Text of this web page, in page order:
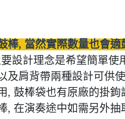
棒, 當然實際數量也會適
設計理念是希望簡單使
及肩背帶兩種設計可供
, 鼓棒袋也有原廠的掛
, 在演奏途中如需另外抽